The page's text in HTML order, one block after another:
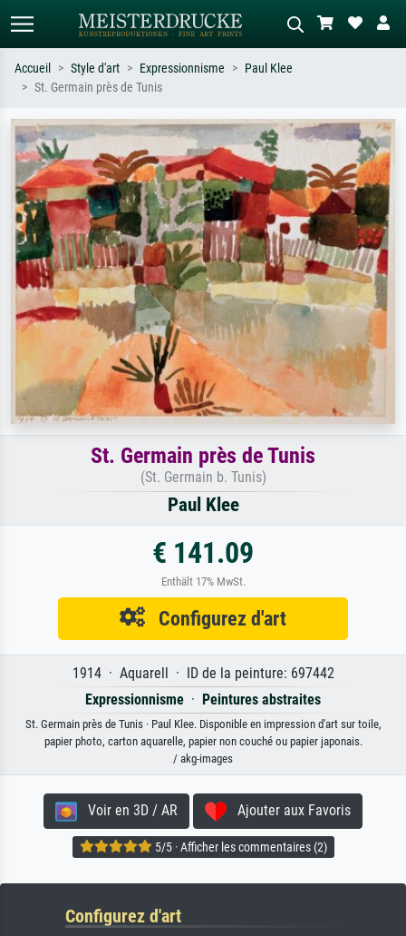
Recherchez par artiste, titre ou style –
ex. Monet, Nuit étoilée,
impressionnisme, vague de Hokusai,
nu.
Décrivez la scène – ex. prairie verte,
abstrait avec beaucoup de rouge,
tableau sombre, nu debout près d'un
arbre.
Accueil Style d'art Expressionnisme
Paul Klee
St. Germain près de Tunis
St. Germain près de Tunis
(St. Germain b. Tunis)
Paul Klee
€ 141.09
Enthält 17% MwSt.
Configurez d'art
1914 · Aquarell · ID de la peinture: 697442
Expressionnisme · Peintures abstraites
St. Germain près de Tunis · Paul Klee. Disponible en impression d'art sur toile,
papier photo, carton aquarelle, papier non couché ou papier japonais.
/ akg-images
Voir en 3D / AR Ajouter aux Favoris
5/5 · Afficher les commentaires (2)
Configurez d'art